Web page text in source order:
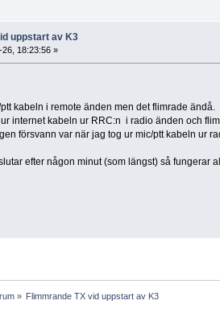
uppstart av K3
26, 18:23:56 »
kabeln i remote änden men det flimrade ändå.
internet kabeln ur RRC:n i radio änden och
försvann var när jag tog ur mic/ptt kabeln ur
efter någon minut (som längst) så
» Flimmrande TX vid uppstart av K3